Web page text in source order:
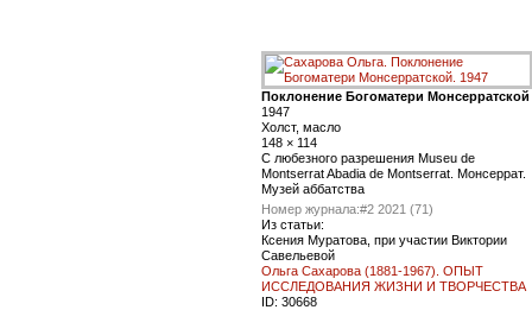
Поклонение Богоматери Монсерратской
1947
Холст, масло
148 × 114
С любезного разрешения Museu de
Montserrat Abadia de Montserrat. Монсеррат.
Музей аббатства
Номер журнала:#2 2021 (71)
Из статьи:
Ксения Муратова, при участии Виктории
Савельевой
Ольга Сахарова (1881-1967). ОПЫТ
ИССЛЕДОВАНИЯ ЖИЗНИ И ТВОРЧЕСТВА
ID: 30668